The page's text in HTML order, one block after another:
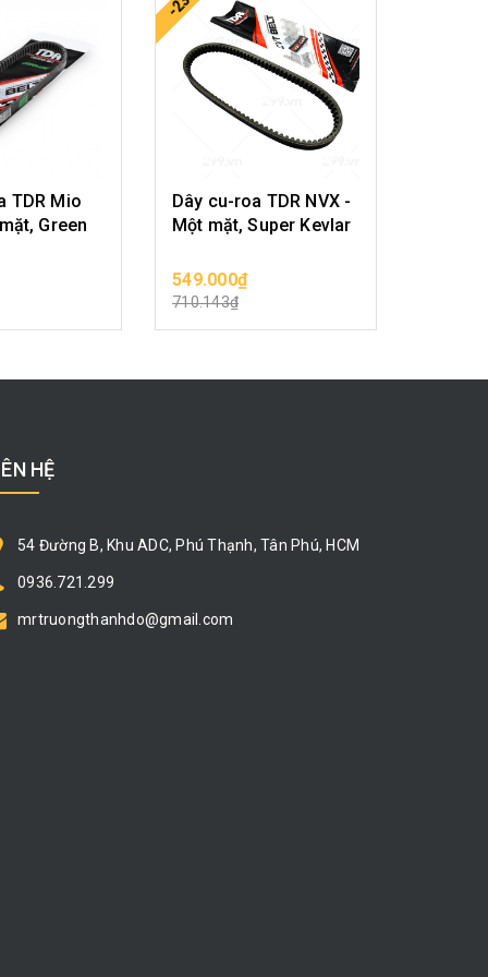
TDR Mio
Green
PHẨM
Dây cu-roa TDR NVX -
Một mặt, Super Kevlar
549.000₫
710.143₫
CHỌN SẢN PHẨM
HỆ
54 Đường B, Khu ADC, Phú Thạnh, Tân Phú, HCM
0936.721.299
mrtruongthanhdo@gmail.com